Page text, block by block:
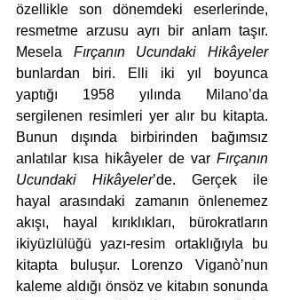
özellikle son dönemdeki eserlerinde,
resmetme arzusu ayrı bir anlam taşır.
Mesela Fırçanın Ucundaki Hikâyeler
bunlardan biri. Elli iki yıl boyunca
yaptığı 1958 yılında Milano’da
sergilenen resimleri yer alır bu kitapta.
Bunun dışında birbirinden bağımsız
anlatılar kısa hikâyeler de var Fırçanın
Ucundaki Hikâyeler’de. Gerçek ile
hayal arasındaki zamanın önlenemez
akışı, hayal kırıklıkları, bürokratların
ikiyüzlülüğü yazı-resim ortaklığıyla bu
kitapta buluşur. Lorenzo Viganò’nun
kaleme aldığı önsöz ve kitabın sonunda